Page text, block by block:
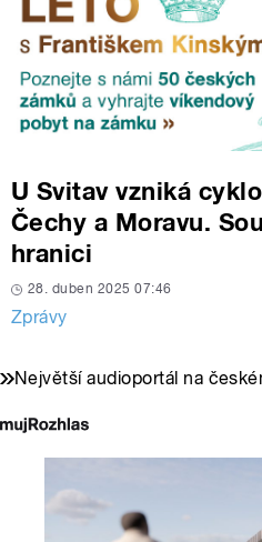
U Svitav vzniká
Čechy a Moravu.
hranici
28. duben 2025 07:46
Zprávy
Největší audioportál na